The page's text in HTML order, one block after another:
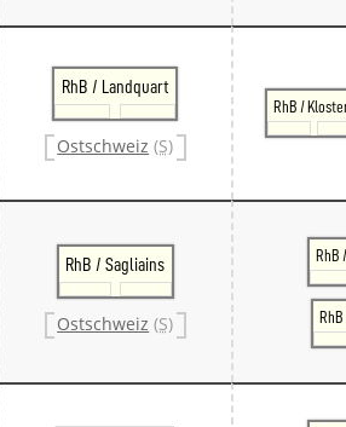
RhB / Landquart
Ostschweiz (S)
RhB /
RhB / Sagliains
Ostschweiz (S)
RhB